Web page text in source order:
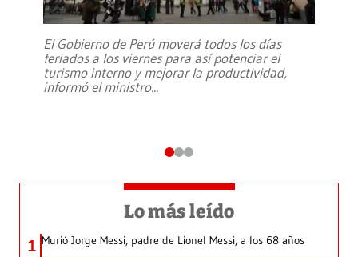
El Gobierno de Perú moverá todos los días
feriados a los viernes para así potenciar el
turismo interno y mejorar la productividad,
informó el ministro...
Lo más leído
1 Murió Jorge Messi, padre de Lionel Messi, a los 68 años